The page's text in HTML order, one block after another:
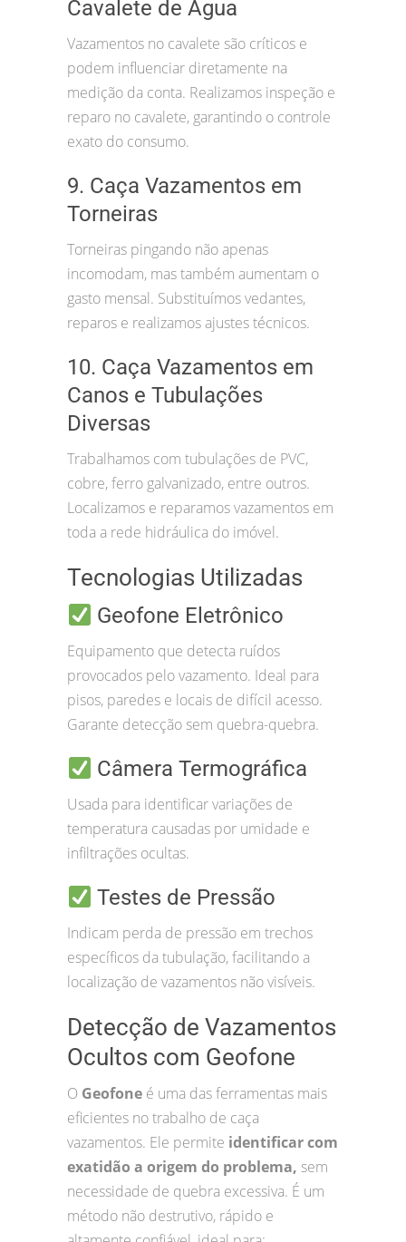
Cavalete de Água
Vazamentos no cavalete são críticos e
podem influenciar diretamente na
medição da conta. Realizamos inspeção e
reparo no cavalete, garantindo o controle
exato do consumo.
9. Caça Vazamentos em
Torneiras
Torneiras pingando não apenas
incomodam, mas também aumentam o
gasto mensal. Substituímos vedantes,
reparos e realizamos ajustes técnicos.
10. Caça Vazamentos em
Canos e Tubulações
Diversas
Trabalhamos com tubulações de PVC,
cobre, ferro galvanizado, entre outros.
Localizamos e reparamos vazamentos em
toda a rede hidráulica do imóvel.
Tecnologias Utilizadas
Geofone Eletrônico
Equipamento que detecta ruídos
provocados pelo vazamento. Ideal para
pisos, paredes e locais de difícil acesso.
Garante detecção sem quebra-quebra.
Câmera Termográfica
Usada para identificar variações de
temperatura causadas por umidade e
infiltrações ocultas.
Testes de Pressão
Indicam perda de pressão em trechos
específicos da tubulação, facilitando a
localização de vazamentos não visíveis.
Detecção de Vazamentos
Ocultos com Geofone
O Geofone é uma das ferramentas mais
eficientes no trabalho de caça
vazamentos. Ele permite identificar com
exatidão a origem do problema, sem
necessidade de quebra excessiva. É um
método não destrutivo, rápido e